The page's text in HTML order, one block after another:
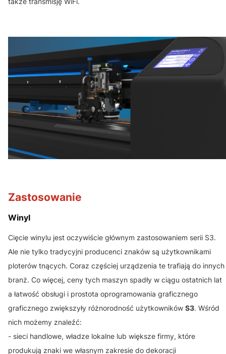
Zastosowanie
Winyl
Cięcie winylu jest oczywiście głównym zastosowaniem serii S3.
Ale nie tylko tradycyjni producenci znaków są użytkownikami
ploterów tnących. Coraz częściej urządzenia te trafiają do innych
branż. Co więcej, ceny tych maszyn spadły w ciągu ostatnich lat
a łatwość obsługi i prostota oprogramowania graficznego
graficznego zwiększyły różnorodność użytkowników S3. Wśród
nich możemy znaleźć:
- sieci handlowe, władze lokalne lub większe firmy, które
produkują znaki we własnym zakresie do dekoracji